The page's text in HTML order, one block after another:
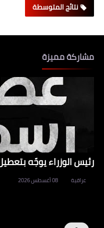
نتائج المتوسطة
مشاركة مميزة
رئيس الوزراء يوجّه
عراقية 08 أغسطس 2026